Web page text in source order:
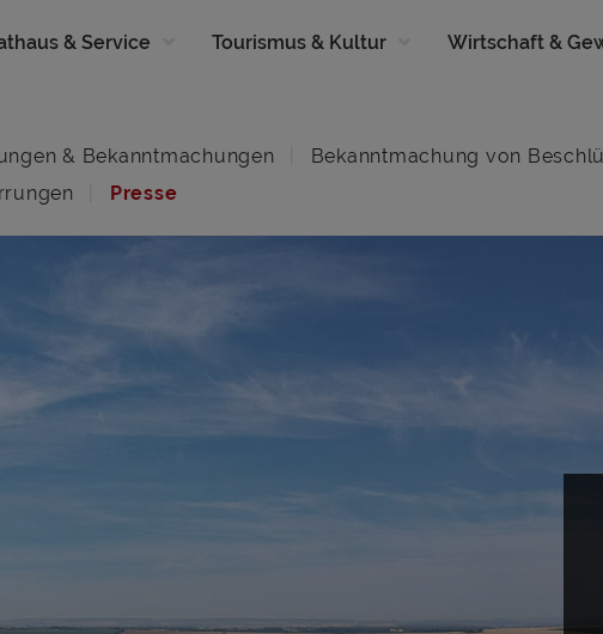
& Service Tourismus & Kultur Wirtschaft &
& Bekanntmachungen Bekanntmachung von
Presse